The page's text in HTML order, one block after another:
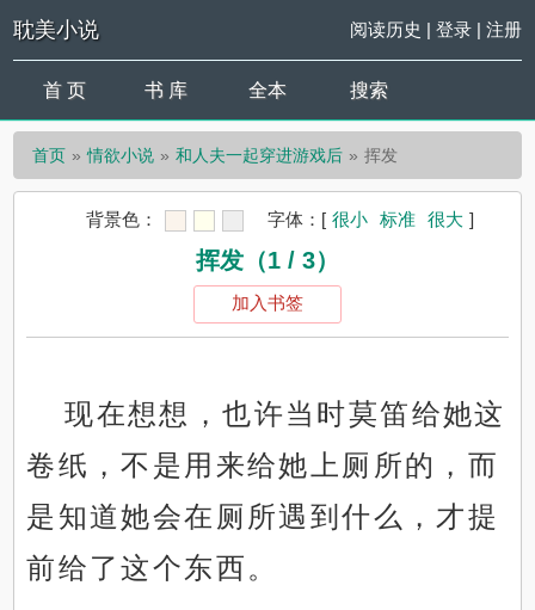
耽美小说 阅读历史 | 登录| 注册
首 页 书 库 全本 搜索
首页 情欲小说 和人夫一起穿进游戏后 挥发
背景色： 字体： [ 很小 标准 很大 ]
挥发（1 / 3）
加入书签
现在想想，也许当时莫笛给她这
卷纸，不是用来给她上厕所的，而
是知道她会在厕所遇到什么，才提
前给了这个东西。